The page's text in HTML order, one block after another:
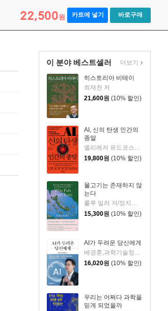
22,500원 카트에 넣기 바로구매
이 분야 베스트셀러
히스토리아 비테이
최재천 저
21,600원 (10% 할인)
AI, 신의 탄생 인간의
종말
19,800원 (10% 할인)
물고기는 존재하지 않
는다
룰루 밀러 저/정지인 역
15,300원 (10% 할인)
AI가 두려운 당신에게
배경훈,과학기술정보통신부 저
16,020원 (10% 할인)
우리는 어쩌다 과학을
믿게 되었을까
더보기